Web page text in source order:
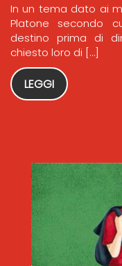
In un tema dato ai
Platone secondo
destino prima di
chiesto loro di […]
LEGGI